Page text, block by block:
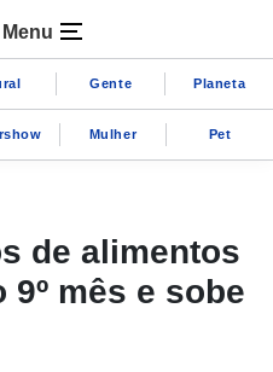
Menu
Gente Planeta
Mulher Pet
de alimentos
9º mês e sobe